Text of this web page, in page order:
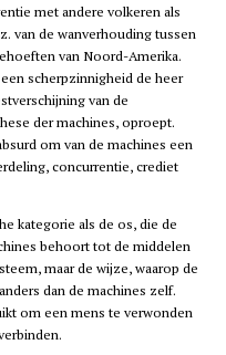
met andere volkeren als
van de wanverhouding tussen
van Noord-Amerika.
scherpzinnigheid de heer
van de
der machines, oproept.
om van de machines een
concurrentie, crediet
kategorie als de os, die de
behoort tot de middelen
maar de wijze, waarop de
dan de machines zelf.
om een mens te verwonden